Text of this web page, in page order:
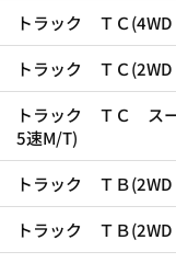
トラック ＴＣ(4WD
トラック ＴＣ(2WD
トラック ＴＣ スー
5速M/T)
トラック ＴＢ(2WD
トラック ＴＢ(2WD